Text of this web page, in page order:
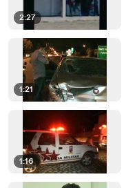
2:27
1:21
1:16